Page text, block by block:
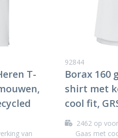
T-
van
92844
Borax 160
shirt met
cool fit,
2462 op
Gaas met